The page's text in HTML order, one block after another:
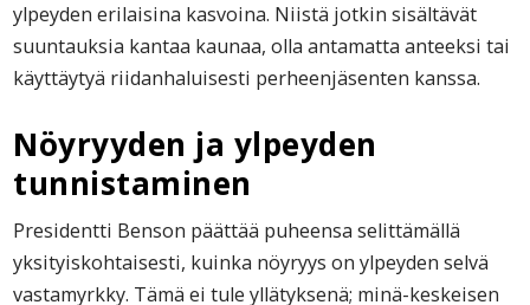
ylpeyden erilaisina kasvoina. Niistä jotkin sisältävät
suuntauksia kantaa kaunaa, olla antamatta anteeksi tai
käyttäytyä riidanhaluisesti perheenjäsenten kanssa.
Nöyryyden ja ylpeyden
tunnistaminen
Presidentti Benson päättää puheensa selittämällä
yksityiskohtaisesti, kuinka nöyryys on ylpeyden selvä
vastamyrkky. Tämä ei tule yllätyksenä; minä-keskeisen